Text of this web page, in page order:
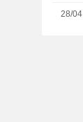
28/04